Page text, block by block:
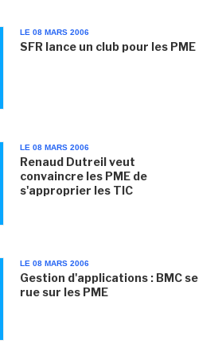
LE 08 MARS 2006
SFR lance un club pour les PME
LE 08 MARS 2006
Renaud Dutreil veut
convaincre les PME de
s'approprier les TIC
LE 08 MARS 2006
Gestion d'applications : BMC se
rue sur les PME